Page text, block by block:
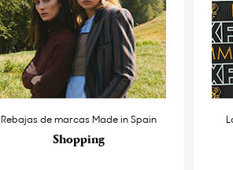
Rebajas de marcas Made in Spain
Shopping